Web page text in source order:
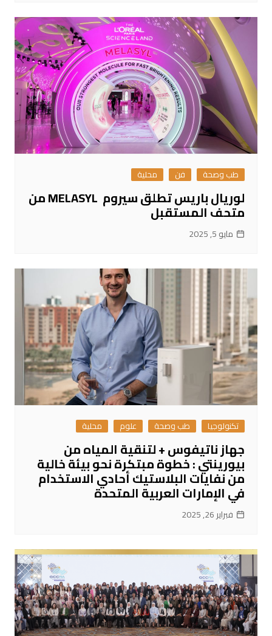
طب وصحة فن محلية
لوريال باريس تطلق سيروم MELASYL من
متحف المستقبل
مايو 5, 2025
تكنولوجيا طب وصحة علوم محلية
جهاز ناتيفوس + لتنقية المياه من
بيورينتي : خطوة مبتكرة نحو بيئة خالية
من نفايات البلاستيك أحادي الاستخدام
في الإمارات العربية المتحدة
فبراير 26, 2025